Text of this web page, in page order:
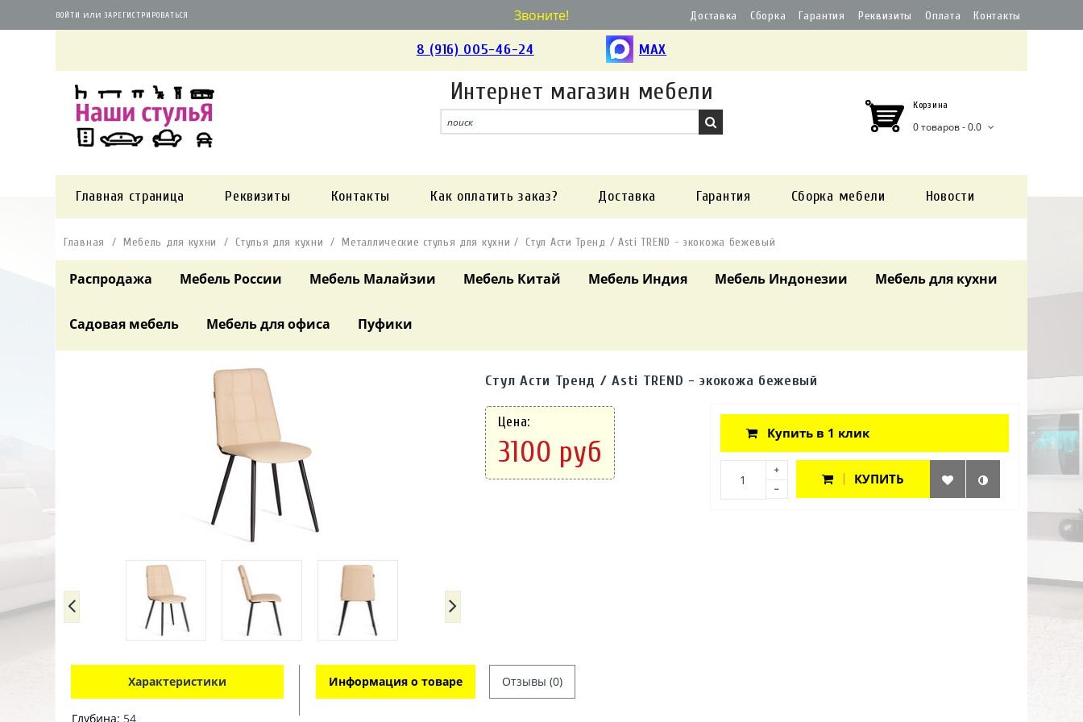
Звоните!
ВОЙТИ или ЗАРЕГИСТРИРОВАТЬСЯ Доставка Сборка Гарантия Реквизиты Оплата Контакты
8 (916) 005-46-24 MAX
Интернет магазин мебели Корзина
0 товаров - 0.0
Главная страница Реквизиты Контакты Как оплатить заказ? Доставка Гарантия Сборка мебели Новости
Главная Мебель для кухни Стулья для кухни Металлические стулья для кухни Стул Асти Тренд / Asti TREND - экокожа бежевый
Распродажа Мебель России Мебель Малайзии Мебель Китай Мебель Индия Мебель Индонезии Мебель для кухни
Садовая мебель Мебель для офиса Пуфики
Стул Асти Тренд / Asti TREND - экокожа бежевый
Цена:
3100 руб
Купить в 1 клик
КУПИТЬ
Характеристики
Глубина: 54
Информация о товаре Отзывы (0)